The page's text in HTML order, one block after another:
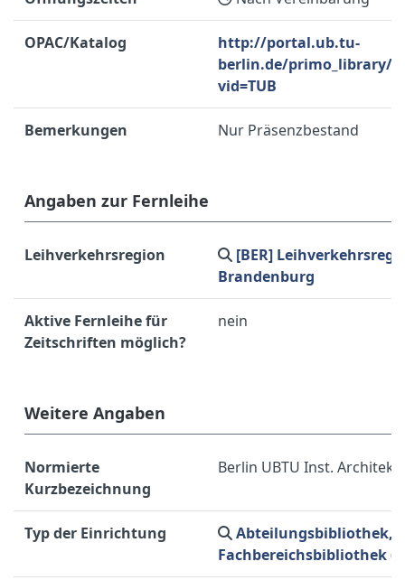
OPAC/Katalog
http://portal.ub.tu-
berlin.de/primo_library/
vid=TUB
Bemerkungen Nur Präsenzbestand
Angaben zur Fernleihe
Leihverkehrsregion
[BER]
Brandenburg
Aktive Fernleihe für
Zeitschriften möglich?
nein
Weitere Angaben
Normierte
Kurzbezeichnung
Berlin UBTU Inst.
Typ der Einrichtung
Abteilungsbibliothek,
Fachbereichsbibliothek